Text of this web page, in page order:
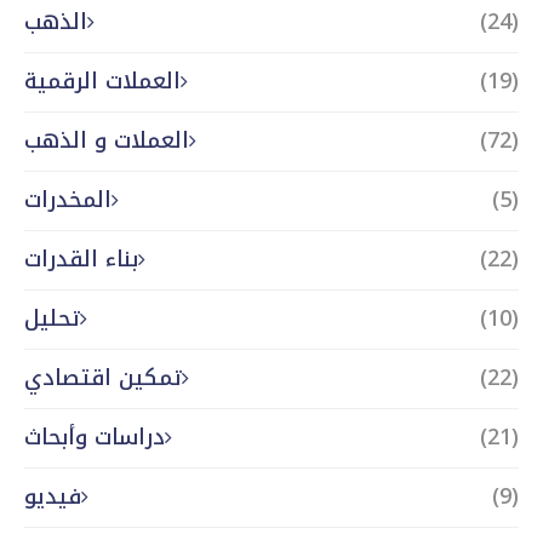
الذهب
(24)
العملات الرقمية
(19)
العملات و الذهب
(72)
المخدرات
(5)
بناء القدرات
(22)
تحليل
(10)
تمكين اقتصادي
(22)
دراسات وأبحاث
(21)
فيديو
(9)